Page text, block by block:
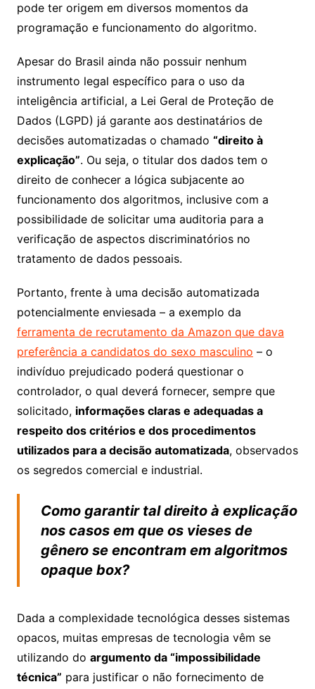
pode ter origem em diversos momentos da
programação e funcionamento do algoritmo.
Apesar do Brasil ainda não possuir nenhum
instrumento legal específico para o uso da
inteligência artificial, a Lei Geral de Proteção de
Dados (LGPD) já garante aos destinatários de
decisões automatizadas o chamado “direito à
explicação”. Ou seja, o titular dos dados tem o
direito de conhecer a lógica subjacente ao
funcionamento dos algoritmos, inclusive com a
possibilidade de solicitar uma auditoria para a
verificação de aspectos discriminatórios no
tratamento de dados pessoais.
Portanto, frente à uma decisão automatizada
potencialmente enviesada – a exemplo da
ferramenta de recrutamento da Amazon que dava
preferência a candidatos do sexo masculino – o
indivíduo prejudicado poderá questionar o
controlador, o qual deverá fornecer, sempre que
solicitado, informações claras e adequadas a
respeito dos critérios e dos procedimentos
utilizados para a decisão automatizada, observados
os segredos comercial e industrial.
Como garantir tal direito à explicação
nos casos em que os vieses de
gênero se encontram em algoritmos
opaque box?
Dada a complexidade tecnológica desses sistemas
opacos, muitas empresas de tecnologia vêm se
utilizando do argumento da “impossibilidade
técnica” para justificar o não fornecimento de